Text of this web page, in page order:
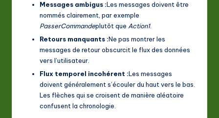
Messages ambigus :Les messages doivent être
nommés clairement, par exemple
PasserCommandeplutôt que Action1.
Retours manquants :Ne pas montrer les
messages de retour obscurcit le flux des données
vers l’utilisateur.
Flux temporel incohérent :Les messages
doivent généralement s’écouler du haut vers le bas.
Les flèches qui se croisent de manière aléatoire
confusent la chronologie.